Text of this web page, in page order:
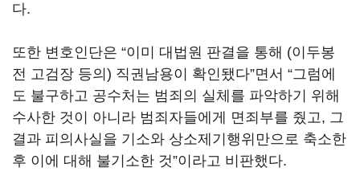
다.
또한 변호인단은 “이미 대법원 판결을 통해 (이두봉
전 고검장 등의) 직권남용이 확인됐다”면서 “그럼에
도 불구하고 공수처는 범죄의 실체를 파악하기 위해
수사한 것이 아니라 범죄자들에게 면죄부를 줬고, 그
결과 피의사실을 기소와 상소제기행위만으로 축소한
후 이에 대해 불기소한 것”이라고 비판했다.